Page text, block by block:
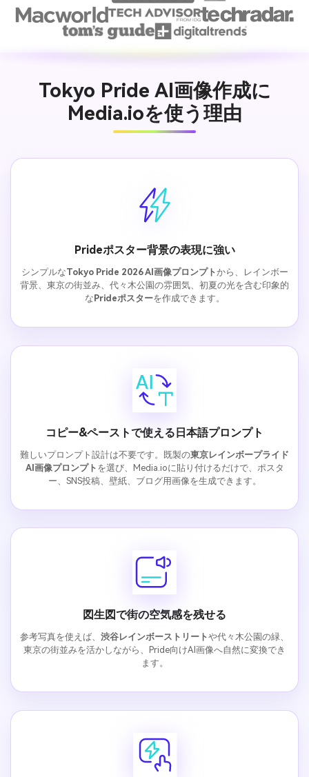
Tokyo Pride AI画像作成に
Media.ioを使う理由
Prideポスター背景の表現に強い
シンプルなTokyo Pride 2026 AI画像プロンプトから、レインボー
背景、東京の街並み、代々木公園の雰囲気、初夏の光を含む印象的
な Prideポスターを作成できます。
コピー&ペーストで使える日本語プロンプト
難しいプロンプト設計は不要です。既製の東京レインボープライド
AI画像プロンプト を選び、Media.ioに貼り付けるだけで、ポスタ
ー、SNS投稿、壁紙、ブログ用画像を生成できます。
図生図で街の空気感を残せる
参考写真を使えば、 渋谷レインボーストリートや代々木公園の緑、
東京の街並みを活かしながら、Pride向けAI画像へ自然に変換でき
ます。